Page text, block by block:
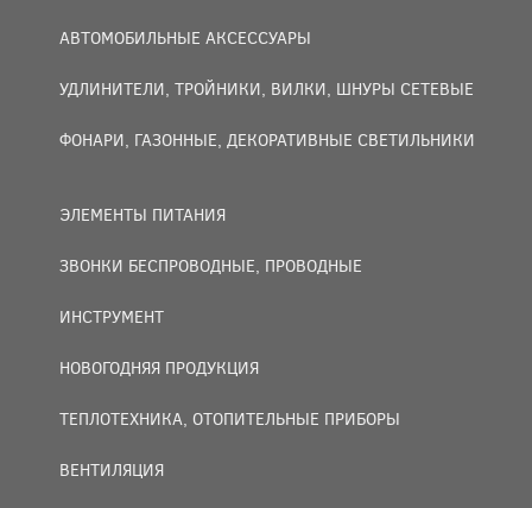
АВТОМОБИЛЬНЫЕ АКСЕССУАРЫ
УДЛИНИТЕЛИ, ТРОЙНИКИ, ВИЛКИ, ШНУРЫ СЕТЕВЫЕ
ФОНАРИ, ГАЗОННЫЕ, ДЕКОРАТИВНЫЕ СВЕТИЛЬНИКИ
ЭЛЕМЕНТЫ ПИТАНИЯ
ЗВОНКИ БЕСПРОВОДНЫЕ, ПРОВОДНЫЕ
ИНСТРУМЕНТ
НОВОГОДНЯЯ ПРОДУКЦИЯ
ТЕПЛОТЕХНИКА, ОТОПИТЕЛЬНЫЕ ПРИБОРЫ
ВЕНТИЛЯЦИЯ